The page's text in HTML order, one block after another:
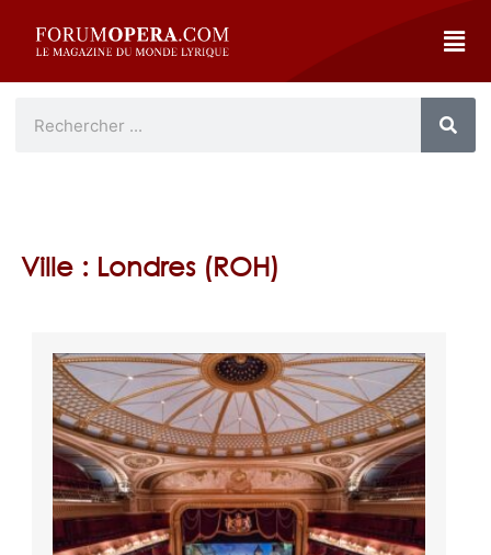
Ville : Londres (ROH)